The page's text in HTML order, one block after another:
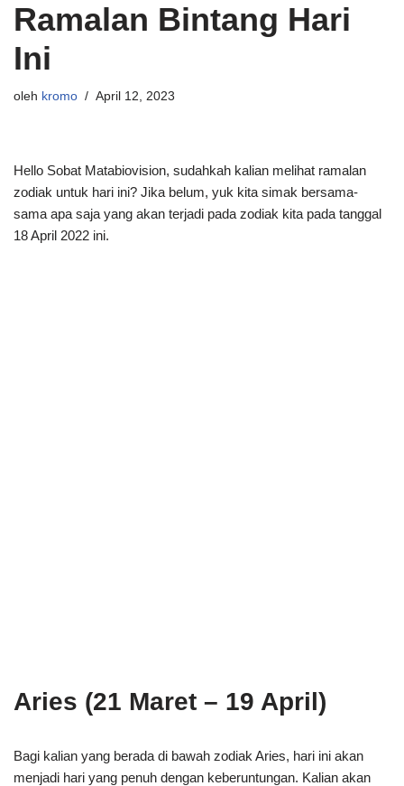
Ramalan Bintang Hari
Ini
oleh kromo April 12, 2023
Hello Sobat Matabiovision, sudahkah kalian melihat ramalan
zodiak untuk hari ini? Jika belum, yuk kita simak bersama-
sama apa saja yang akan terjadi pada zodiak kita pada tanggal
18 April 2022 ini.
Aries (21 Maret – 19 April)
Bagi kalian yang berada di bawah zodiak Aries, hari ini akan
menjadi hari yang penuh dengan keberuntungan. Kalian akan